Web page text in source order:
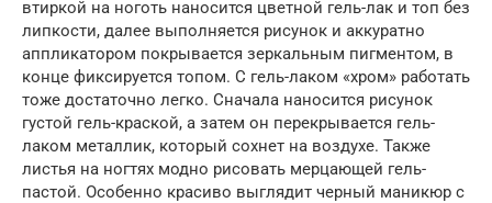
втиркой на ноготь наносится цветной гель-лак и топ без
липкости, далее выполняется рисунок и аккуратно
аппликатором покрывается зеркальным пигментом, в
конце фиксируется топом. С гель-лаком «хром» работать
тоже достаточно легко. Сначала наносится рисунок
густой гель-краской, а затем он перекрывается гель-
лаком металлик, который сохнет на воздухе. Также
листья на ногтях модно рисовать мерцающей гель-
пастой. Особенно красиво выглядит черный маникюр с